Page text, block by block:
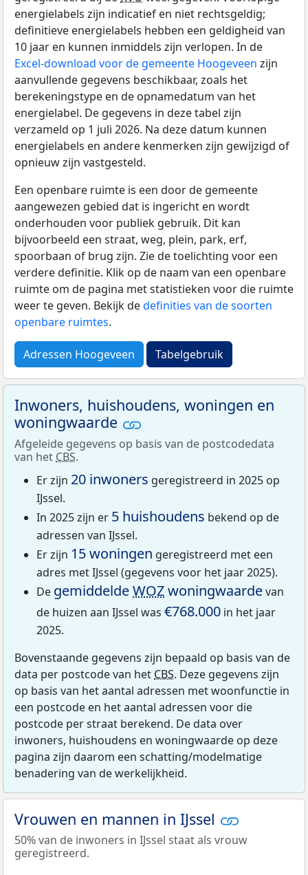
energielabels zijn indicatief en niet rechtsgeldig;
definitieve energielabels hebben een geldigheid van
10 jaar en kunnen inmiddels zijn verlopen. In de
Excel-download voor de gemeente Hoogeveen zijn
aanvullende gegevens beschikbaar, zoals het
berekeningstype en de opnamedatum van het
energielabel. De gegevens in deze tabel zijn
verzameld op 1 juli 2026. Na deze datum kunnen
energielabels en andere kenmerken zijn gewijzigd of
opnieuw zijn vastgesteld.
Een openbare ruimte is een door de gemeente
aangewezen gebied dat is ingericht en wordt
onderhouden voor publiek gebruik. Dit kan
bijvoorbeeld een straat, weg, plein, park, erf,
spoorbaan of brug zijn. Zie de toelichting voor een
verdere definitie. Klik op de naam van een openbare
ruimte om de pagina met statistieken voor die ruimte
weer te geven. Bekijk dedefinities van de soorten
openbare ruimtes.
Adressen Hoogeveen Tabelgebruik
Inwoners, huishoudens, woningen en
woningwaarde
Afgeleide gegevens op basis van de postcodedata
van het CBS.
Er zijn 20 inwoners geregistreerd in 2025 op
IJssel.
In 2025 zijn er 5 huishoudens bekend op de
adressen van IJssel.
Er zijn 15 woningen geregistreerd met een
adres met IJssel (gegevens voor het jaar 2025).
De gemiddeldeWOZwoningwaardevan
de huizen aan IJssel was €768.000 in het jaar
2025.
Bovenstaande gegevens zijn bepaald op basis van de
data per postcode van het CBS. Deze gegevens zijn
op basis van het aantal adressen met woonfunctie in
een postcode en het aantal adressen voor die
postcode per straat berekend. De data over
inwoners, huishoudens en woningwaarde op deze
pagina zijn daarom een schatting/modelmatige
benadering van de werkelijkheid.
Vrouwen en mannen in IJssel
50% van de inwoners in IJssel staat als vrouw
geregistreerd.